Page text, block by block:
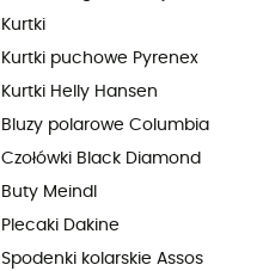
Kurtki
Kurtki puchowe Pyrenex
Kurtki Helly Hansen
Bluzy polarowe Columbia
Czołówki Black Diamond
Buty Meindl
Plecaki Dakine
Spodenki kolarskie Assos